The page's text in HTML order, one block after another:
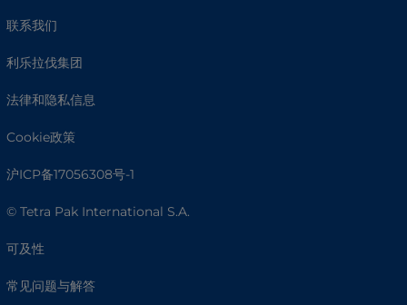
联系我们
利乐拉伐集团
法律和隐私信息
Cookie政策
沪ICP备17056308号-1
© Tetra Pak International S.A.
可及性
常见问题与解答